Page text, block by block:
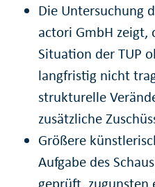
Die Untersuchung
actori GmbH zeigt,
Situation der TUP
langfristig nicht
strukturelle
zusätzliche
Größere
Aufgabe des
geprüft, zugunsten